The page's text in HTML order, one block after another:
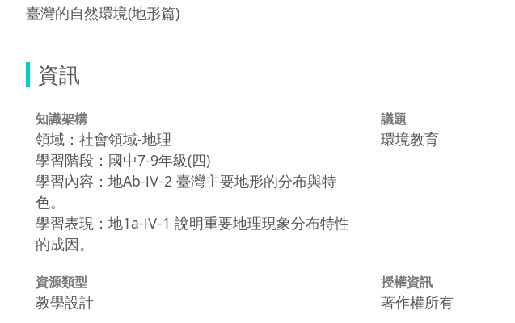
臺灣的自然環境(地形篇)
資訊
知識架構
領域：社會領域-地理
學習階段：國中7-9年級(四)
學習內容：地Ab-Ⅳ-2 臺灣主要地形的分布與特
色。
學習表現：地1a-Ⅳ-1 說明重要地理現象分布特性
的成因。
議題
環境教育
資源類型
教學設計
授權資訊
著作權所有